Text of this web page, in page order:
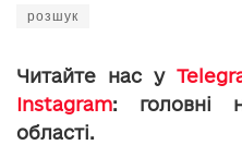
розшук
Читайте нас у
Instagram: головні
області.